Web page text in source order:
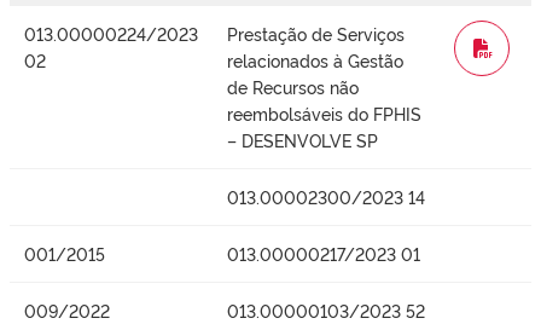
013.00000224/2023
02
Prestação de Serviços
relacionados à Gestão
de Recursos não
reembolsáveis do FPHIS
– DESENVOLVE SP
WORD
013.00002300/2023 14
001/2015 013.00000217/2023 01
009/2022 013.00000103/2023 52